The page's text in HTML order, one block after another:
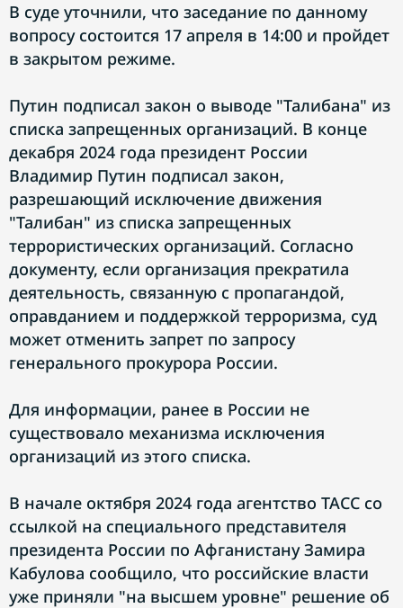
В суде уточнили, что заседание по данному
вопросу состоится 17 апреля в 14:00 и пройдет
в закрытом режиме.
Путин подписал закон о выводе "Талибана" из
списка запрещенных организаций. В конце
декабря 2024 года президент России
Владимир Путин подписал закон,
разрешающий исключение движения
"Талибан" из списка запрещенных
террористических организаций. Согласно
документу, если организация прекратила
деятельность, связанную с пропагандой,
оправданием и поддержкой терроризма, суд
может отменить запрет по запросу
генерального прокурора России.
Для информации, ранее в России не
существовало механизма исключения
организаций из этого списка.
В начале октября 2024 года агентство ТАСС со
ссылкой на специального представителя
президента России по Афганистану Замира
Кабулова сообщило, что российские власти
уже приняли "на высшем уровне" решение об